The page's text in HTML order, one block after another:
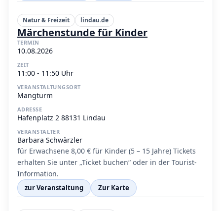
Natur & Freizeit lindau.de
Märchenstunde für Kinder
TERMIN
10.08.2026
ZEIT
11:00 - 11:50 Uhr
VERANSTALTUNGSORT
Mangturm
ADRESSE
Hafenplatz 2 88131 Lindau
VERANSTALTER
Barbara Schwärzler
für Erwachsene 8,00 € für Kinder (5 – 15 Jahre) Tickets
erhalten Sie unter „Ticket buchen“ oder in der Tourist-
Information.
zur Veranstaltung Zur Karte